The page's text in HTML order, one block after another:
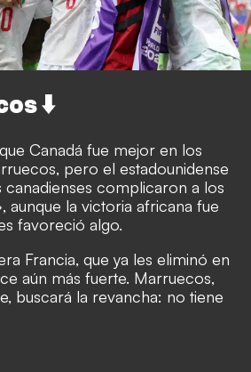
⬇️
Canadá fue mejor en los
pero el estadounidense
canadienses complicaron a los
aunque la victoria africana fue
favoreció algo.
Francia, que ya les eliminó en
aún más fuerte. Marruecos,
buscará la revancha: no tiene